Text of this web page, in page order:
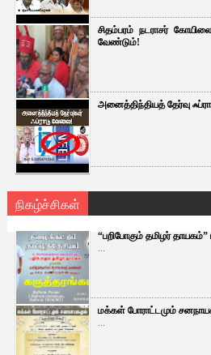
சிதம்பரம் நடராசர்
வேண்டும்!
அனைத்திந்தியத் தேர்வு
நிகழ்ச்சிகள்
“பறிபோகும் தமிழர்
...
மக்கள் போராட்டமும்
...